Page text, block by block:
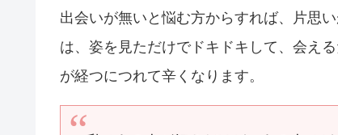
出会いが無いと悩む方からすれば、片思
は、姿を見ただけでドキドキして、会え
が経つにつれて辛くなります。